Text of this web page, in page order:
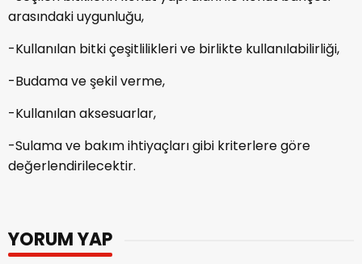
arasındaki uygunluğu,
-Kullanılan bitki çeşitlilikleri ve birlikte kullanılabilirliği,
-Budama ve şekil verme,
-Kullanılan aksesuarlar,
-Sulama ve bakım ihtiyaçları gibi kriterlere göre
değerlendirilecektir.
YORUM YAP